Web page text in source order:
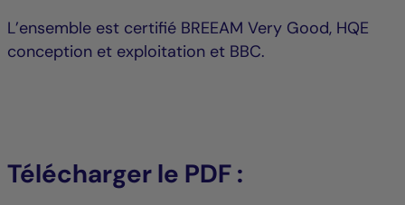
L’ensemble est certifié BREEAM Very Good, HQE
conception et exploitation et BBC.
Télécharger le PDF :